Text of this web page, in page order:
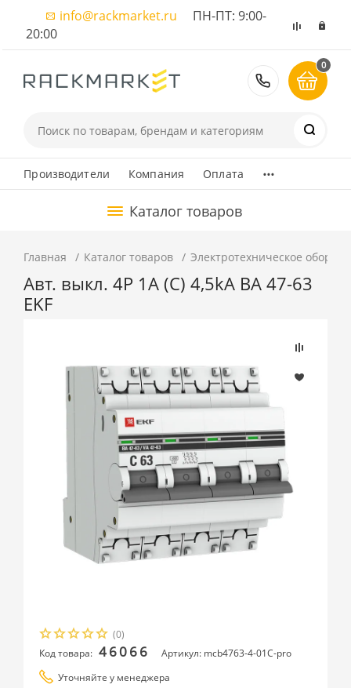
info@rackmarket.ru ПН-ПТ: 9:00-
20:00
8 (495)
0
Производители Компания Оплата ...
Каталог товаров
Главная Каталог товаров Электротехническое
Авт. выкл. 4P 1А (C) 4,5kA ВА 47-63
EKF
(0)
Код товара: 46066
Артикул: mcb4763-4-01C-pro
Уточняйте у менеджера